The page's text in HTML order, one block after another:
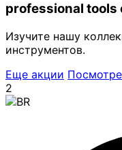
professional tools
Изучите нашу
инструментов.
Еще акции
2